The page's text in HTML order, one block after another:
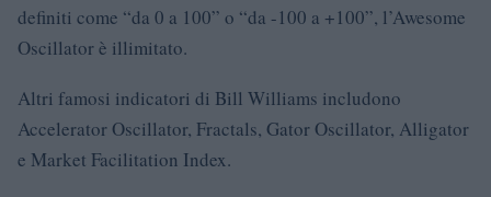
definiti come “da 0 a 100” o “da -100 a +100”, l’Awesome
Oscillator è illimitato.
Altri famosi indicatori di Bill Williams includono
Accelerator Oscillator, Fractals, Gator Oscillator, Alligator
e Market Facilitation Index.